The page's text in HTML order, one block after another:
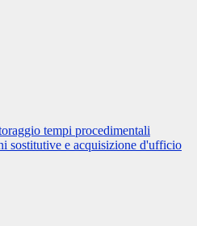
tempi procedimentali
sostitutive e acquisizione d'ufficio